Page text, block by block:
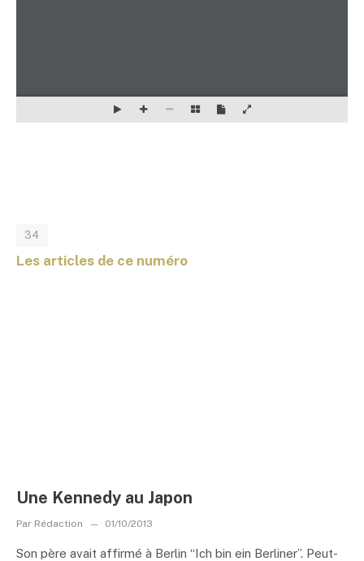
34
Les articles de ce numéro
Une Kennedy au Japon
Par Rédaction 01/10/2013
Son père avait affirmé à Berlin “Ich bin ein Berliner”. Peut-